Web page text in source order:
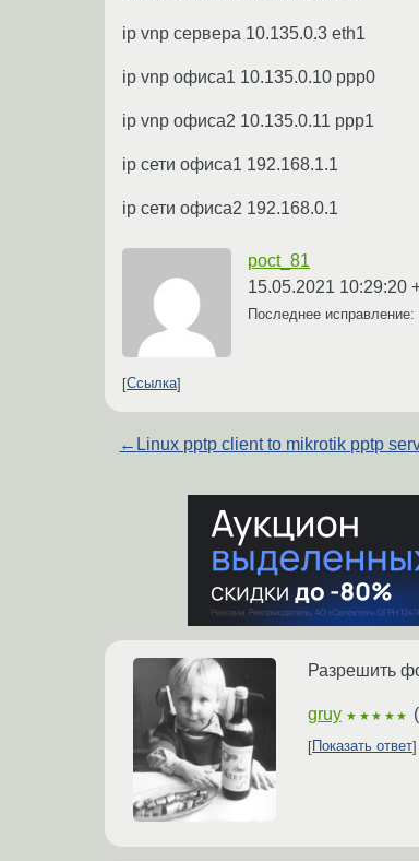
ip vnp сервера 10.135.0.3 eth1
ip vnp офиса1 10.135.0.10 ppp0
ip vnp офиса2 10.135.0.11 ppp1
ip сети офиса1 192.168.1.1
ip сети офиса2 192.168.0.1
poct_81
15.05.2021 10:29:20
Последнее исправление:
Ссылка
← Linux pptp client to mikrotik pptp
Разрешить
gruy ★★★★★ (
Показать ответ